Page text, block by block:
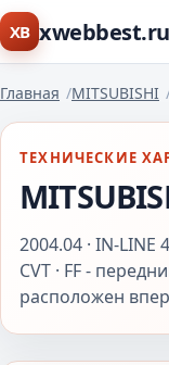
XB xwebbest.ru
Главная MITSUBISHI
ТЕХНИЧЕСКИЕ
2004.04 · IN-LINE
CVT · FF -
расположен